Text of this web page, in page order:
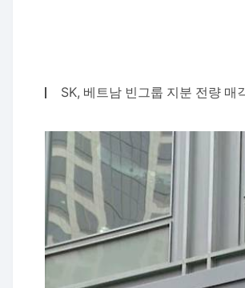
SK, 베트남 빈그룹 지분 전량